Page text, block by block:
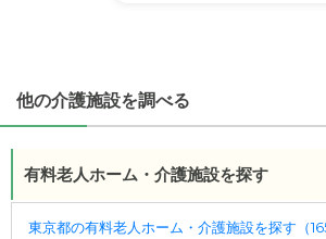
医療・看護体制から施設を探すこと
他の介護施設を調べる
有料老人ホーム・介護施設を探す
東京都の有料老人ホーム・介護施設を探す（